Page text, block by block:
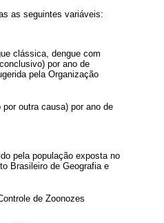
as seguintes variáveis:
clássica, dengue com
por ano de
pela Organização
outra causa) por ano de
pela população exposta no
Brasileiro de Geografia e
de Zoonozes